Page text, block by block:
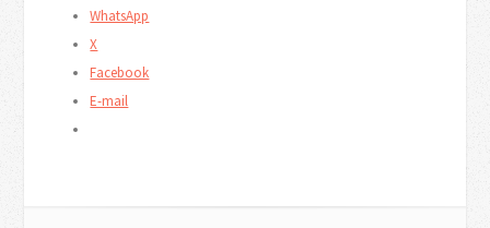
WhatsApp
X
Facebook
E-mail